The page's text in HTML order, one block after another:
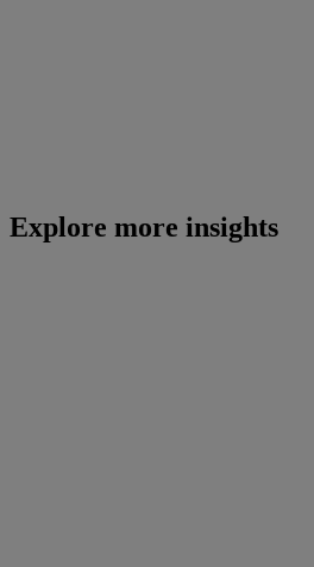
Explore more insights